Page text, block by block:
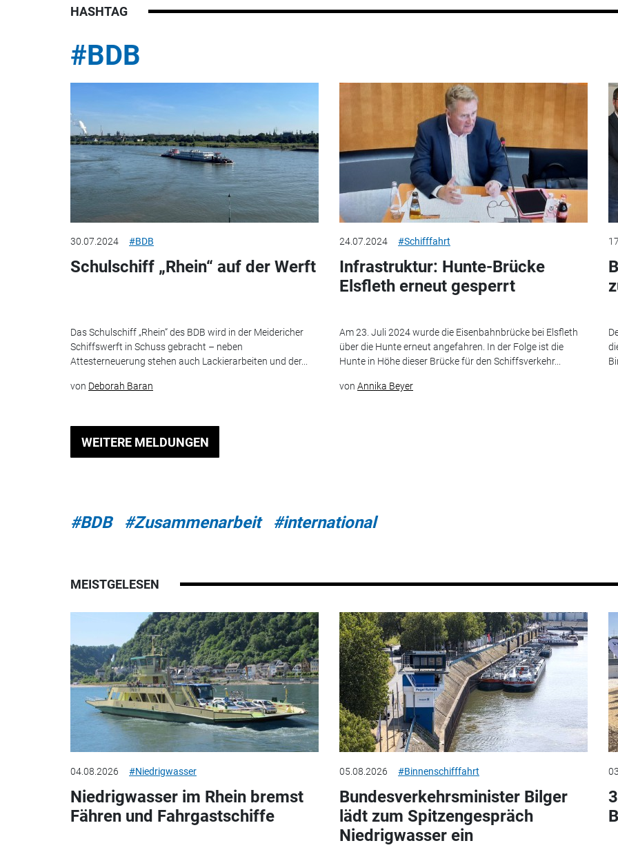
HASHTAG
#BDB
30.07.2024 #BDB
Schulschiff „Rhein“ auf der Werft
Das Schulschiff „Rhein“ des BDB wird in der Meidericher
Schiffswerft in Schuss gebracht – neben
Attesterneuerung stehen auch Lackierarbeiten und der...
von Deborah Baran
24.07.2024 #Schifffahrt
Infrastruktur: Hunte-Brücke
Elsfleth erneut gesperrt
Am 23. Juli 2024 wurde die Eisenbahnbrücke bei Elsfleth
über die Hunte erneut angefahren. In der Folge ist die
Hunte in Höhe dieser Brücke für den Schiffsverkehr...
von Annika Beyer
WEITERE MELDUNGEN
#BDB #Zusammenarbeit #international
MEISTGELESEN
04.08.2026 #Niedrigwasser
Niedrigwasser im Rhein bremst
Fähren und Fahrgastschiffe
05.08.2026 #Binnenschifffahrt
Bundesverkehrsminister Bilger
lädt zum Spitzengespräch
Niedrigwasser ein